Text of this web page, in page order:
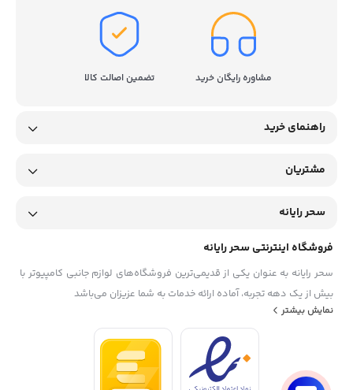
مشاوره رایگان خرید تضمین اصالت کالا
راهنمای خرید
مشتریان
سحر رایانه
فروشگاه اینترنتی سحر رایانه
سحر رایانه به عنوان یکی از قدیمی‌ترین فروشگاه‌های لوازم جانبی کامپیوتر با
بیش از یک دهه تجربه، آماده ارائه خدمات به شما عزیزان می‌باشد
نمایش بیشتر